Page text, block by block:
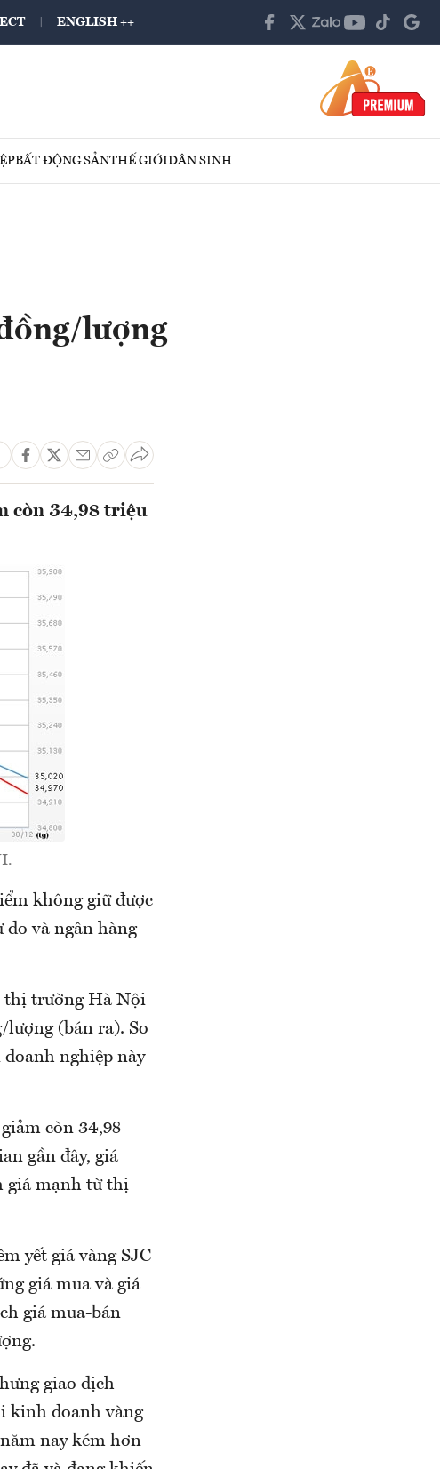
ENGLISH ++
BẤT ĐỘNG SẢNTHẾ GIỚIDÂN SINH
lượng
còn 34,98 triệu
không giữ được
và ngân hàng
thị trường Hà Nội
(bán ra). So
nghiệp này
còn 34,98
gần đây, giá
giá mạnh từ thị
yết giá vàng SJC
giá mua và giá
giá mua-bán
giao dịch
kinh doanh vàng
nay kém hơn